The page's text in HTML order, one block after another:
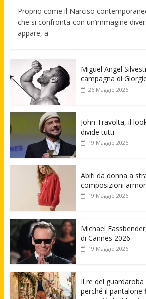
Proprio come il Narciso
che si confronta con un’immagine
appare, a
Miguel Angel
campagna di
26 Maggio 2026
John Travolta, il
divide tutti
19 Maggio 2026
Abiti da donna a
composizioni
19 Maggio 2026
Michael
di Cannes 2026
19 Maggio 2026
Il re del
perché il pantalone